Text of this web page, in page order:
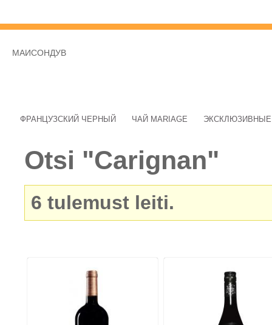
МАИСОНДУВ
ФРАНЦУЗСКИЙ ЧЕРНЫЙ ЧАЙ MARIAGE
Otsi "Carignan"
6 tulemust leiti.